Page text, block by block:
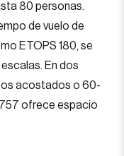
80 personas.
de vuelo de
ETOPS 180, se
En dos
acostados o 60-
ofrece espacio